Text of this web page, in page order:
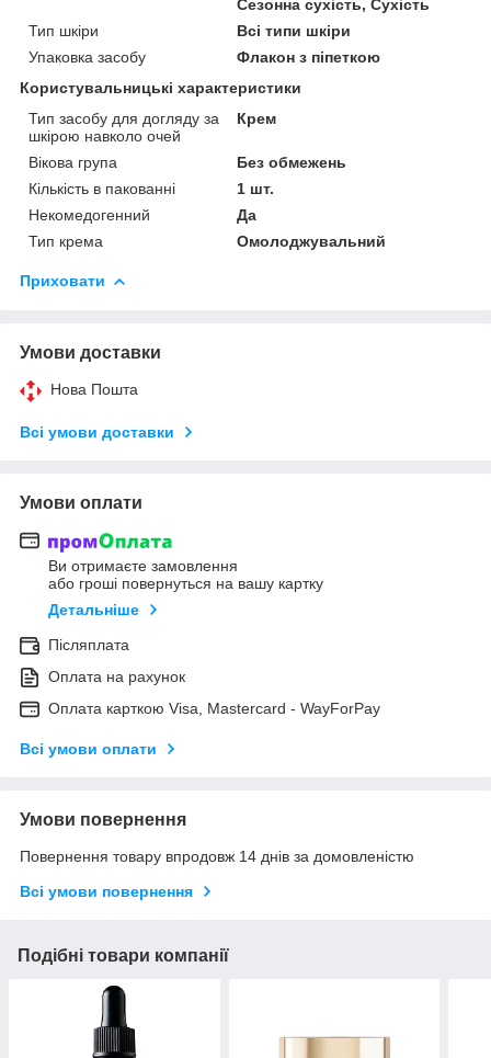
Сезонна сухість, Сухість
Тип шкіри
Всі типи шкіри
Упаковка засобу
Флакон з піпеткою
Користувальницькі характеристики
Тип засобу для догляду за
шкірою навколо очей
Крем
Вікова група
Без обмежень
Кількість в пакованні
1 шт.
Некомедогенний
Да
Тип крема
Омолоджувальний
Приховати
Умови доставки
Нова Пошта
Всі умови доставки
Умови оплати
Ви отримаєте замовлення
або гроші повернуться на вашу картку
Детальніше
Післяплата
Оплата на рахунок
Оплата карткою Visa, Mastercard - WayForPay
Всі умови оплати
Умови повернення
Повернення товару впродовж 14 днів за домовленістю
Всі умови повернення
Подібні товари компанії